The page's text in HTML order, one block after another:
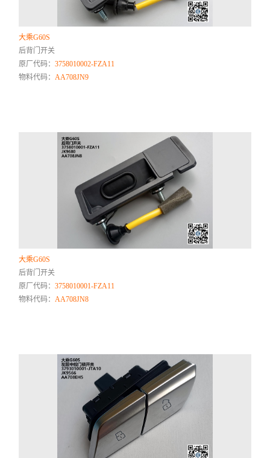
大乘G60S
后背门开关
原厂代码：3758010002-FZA11
物料代码： AA708JN9
大乘G60S
后背门开关
原厂代码：3758010001-FZA11
物料代码： AA708JN8